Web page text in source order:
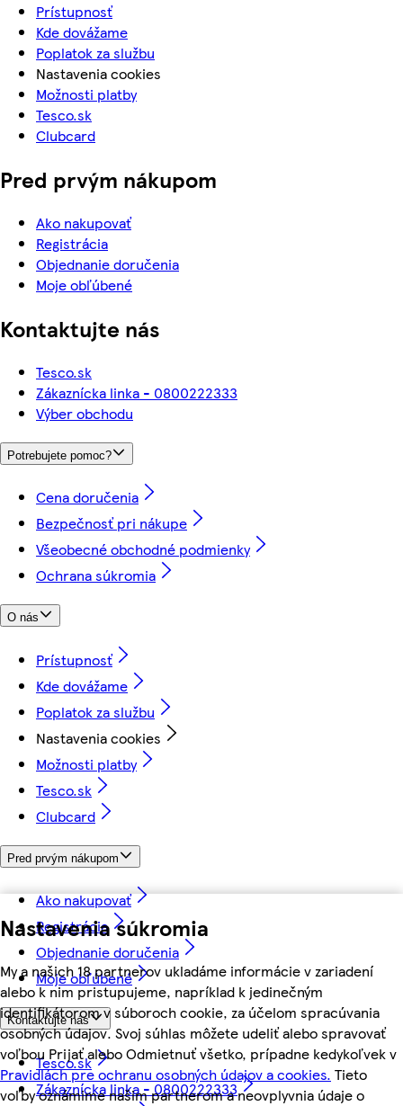
Nastavenia súkromia
My a našich 18 partnerov ukladáme informácie v zariadení
alebo k nim pristupujeme, napríklad k jedinečným
identifikátorom v súboroch cookie, za účelom spracúvania
osobných údajov. Svoj súhlas môžete udeliť alebo spravovať
voľbou Prijať alebo Odmietnuť všetko, prípadne kedykoľvek v
Pravidlách pre ochranu osobných údajov a cookies. Tieto
voľby oznámime našim partnerom a neovplyvnia údaje o
Prístupnosť
Kde dovážame
Poplatok za službu
Nastavenia cookies
Možnosti platby
Tesco.sk
Clubcard
Pred prvým nákupom
Ako nakupovať
Registrácia
Objednanie doručenia
Moje obľúbené
Kontaktujte nás
Tesco.sk
Zákaznícka linka - 0800222333
Výber obchodu
Potrebujete pomoc?
Cena doručenia
Bezpečnosť pri nákupe
Všeobecné obchodné podmienky
Ochrana súkromia
O nás
Prístupnosť
Kde dovážame
Poplatok za službu
Nastavenia cookies
Možnosti platby
Tesco.sk
Clubcard
Pred prvým nákupom
Ako nakupovať
Registrácia
Objednanie doručenia
Moje obľúbené
Kontaktujte nás
Tesco.sk
Zákaznícka linka - 0800222333